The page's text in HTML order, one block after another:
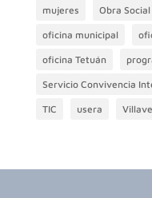
mujeres Obra
oficina municipal
oficina Tetuán
Servicio Convivencia
TIC usera